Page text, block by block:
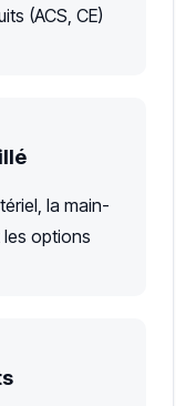
(ACS, CE)
la main-
options